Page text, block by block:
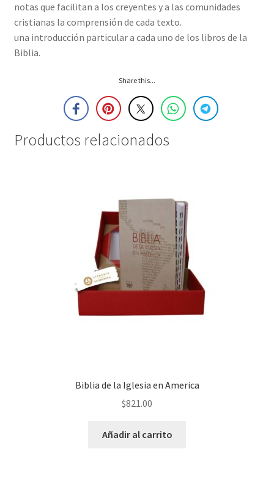
notas que facilitan a los creyentes y a las comunidades
cristianas la comprensión de cada texto.
una introducción particular a cada uno de los libros de la
Biblia.
Share this...
Productos relacionados
Biblia de la Iglesia en America
$821.00
Añadir al carrito